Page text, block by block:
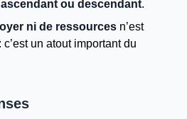
ou descendant.
ni de ressources n’est
un atout important du